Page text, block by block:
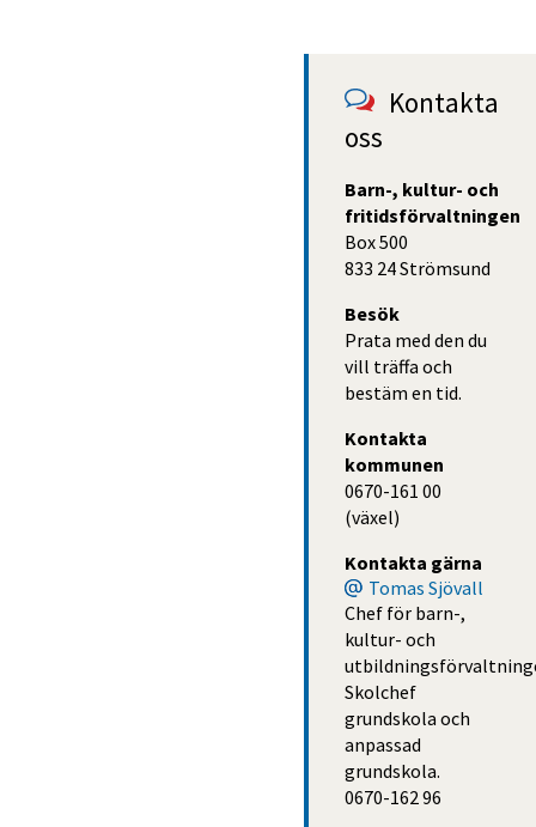
Kontakta
oss
Barn-, kultur- och
fritidsförvaltningen
Box 500
833 24 Strömsund
Besök
Prata med den du
vill träffa och
bestäm en tid.
Kontakta
kommunen
0670-161 00
(växel)
Kontakta gärna
Tomas Sjövall
Chef för barn-,
kultur- och
Skolchef
grundskola och
anpassad
grundskola.
0670-162 96